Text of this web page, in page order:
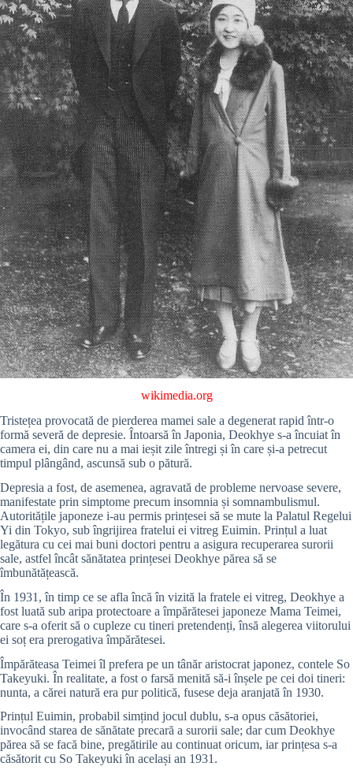
wikimedia.org
Tristețea provocată de pierderea mamei sale a degenerat rapid într-o
formă severă de depresie. Întoarsă în Japonia, Deokhye s-a încuiat în
camera ei, din care nu a mai ieșit zile întregi și în care și-a petrecut
timpul plângând, ascunsă sub o pătură.
Depresia a fost, de asemenea, agravată de probleme nervoase severe,
manifestate prin simptome precum insomnia și somnambulismul.
Autoritățile japoneze i-au permis prințesei să se mute la Palatul Regelui
Yi din Tokyo, sub îngrijirea fratelui ei vitreg Euimin. Prințul a luat
legătura cu cei mai buni doctori pentru a asigura recuperarea surorii
sale, astfel încât sănătatea prințesei Deokhye părea să se
îmbunătățească.
În 1931, în timp ce se afla încă în vizită la fratele ei vitreg, Deokhye a
fost luată sub aripa protectoare a împărătesei japoneze Mama Teimei,
care s-a oferit să o cupleze cu tineri pretendenți, însă alegerea viitorului
ei soț era prerogativa împărătesei.
Împărăteasa Teimei îl prefera pe un tânăr aristocrat japonez, contele So
Takeyuki. În realitate, a fost o farsă menită să-i înșele pe cei doi tineri:
nunta, a cărei natură era pur politică, fusese deja aranjată în 1930.
Prințul Euimin, probabil simțind jocul dublu, s-a opus căsătoriei,
invocând starea de sănătate precară a surorii sale; dar cum Deokhye
părea să se facă bine, pregătirile au continuat oricum, iar prințesa s-a
căsătorit cu So Takeyuki în același an 1931.